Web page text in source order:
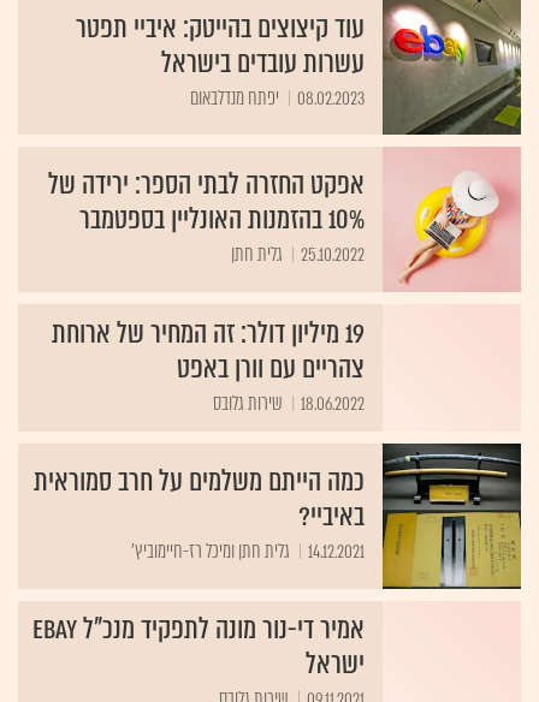
עוד קיצוצים בהייטק: איביי תפטר
עשרות עובדים בישראל
08.02.2023 יפתח מנדלבאום
אפקט החזרה לבתי הספר: ירידה של
10% בהזמנות האונליין בספטמבר
25.10.2022 גלית חתן
19 מיליון דולר: זה המחיר של ארוחת
צהריים עם וורן באפט
18.06.2022 שירות גלובס
כמה הייתם משלמים על חרב סמוראית
באיביי?
14.12.2021 גלית חתן ומיכל רז-חיימוביץ'
אמיר די-נור מונה לתפקיד מנכ"ל eBay
ישראל